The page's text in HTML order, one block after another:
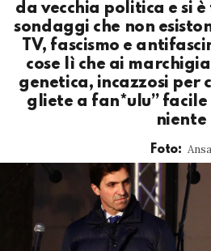
da vecchia politica e si
sondaggi che non
TV, fascismo e
cose lì che ai
genetica, incazzosi per
gliete a fan*ulu”
niente
Foto: Ansa